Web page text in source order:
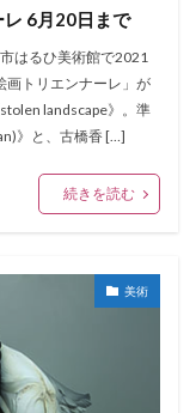
6月20日まで
はるひ美術館で2021
画トリエンナーレ」が
landscape》。準
》と、古橋香 […]
続きを読む
美術